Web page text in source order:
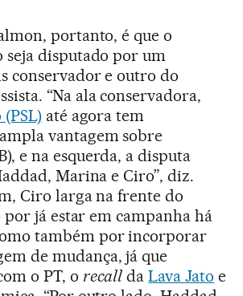
portanto, é que o
seja disputado por um
conservador e outro do
“Na ala conservadora,
até agora tem
vantagem sobre
e na esquerda, a disputa
Marina e Ciro”, diz.
Ciro larga na frente do
por já estar em campanha há
também por incorporar
de mudança, já que
o PT, o recall daLava Jato e